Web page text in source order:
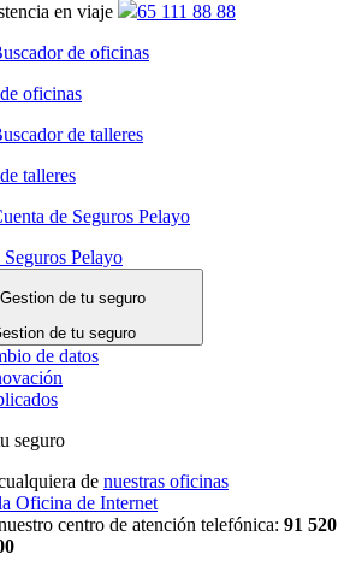
en viaje
65 111 88 88
oficinas
talleres
Pelayo
de tu seguro
de datos
seguro
de nuestras oficinas
Oficina de Internet
centro de atención telefónica: 91 520